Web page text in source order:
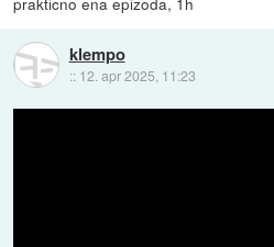
klempo
:: 12. apr 2025, 11:23